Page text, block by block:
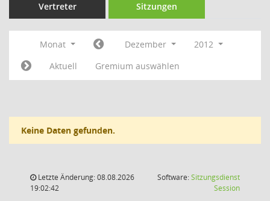
Vertreter Sitzungen
Monat Dezember
2012
Aktuell
Gremium auswählen
Keine Daten gefunden.
Letzte Änderung: 08.08.2026
19:02:42
Software:Sitzungsdienst
Session(Wird in